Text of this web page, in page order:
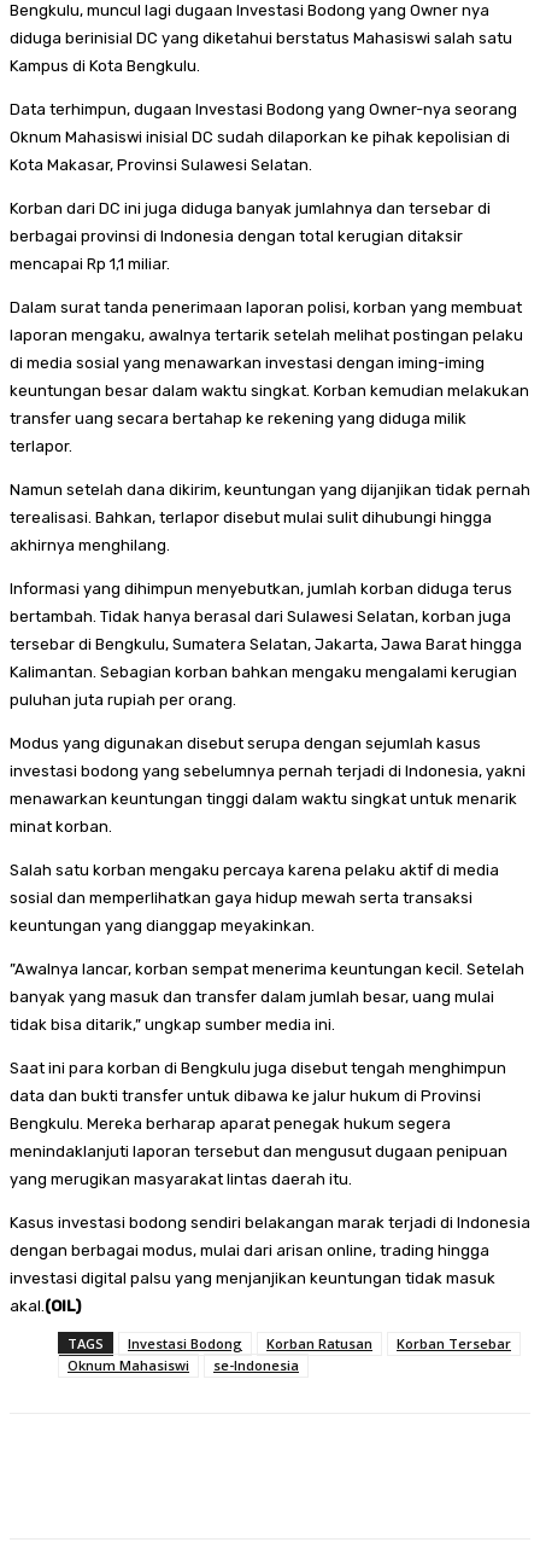
Bengkulu, muncul lagi dugaan Investasi Bodong yang Owner nya
diduga berinisial DC yang diketahui berstatus Mahasiswi salah satu
Kampus di Kota Bengkulu.
Data terhimpun, dugaan Investasi Bodong yang Owner-nya seorang
Oknum Mahasiswi inisial DC sudah dilaporkan ke pihak kepolisian di
Kota Makasar, Provinsi Sulawesi Selatan.
Korban dari DC ini juga diduga banyak jumlahnya dan tersebar di
berbagai provinsi di Indonesia dengan total kerugian ditaksir
mencapai Rp 1,1 miliar.
Dalam surat tanda penerimaan laporan polisi, korban yang membuat
laporan mengaku, awalnya tertarik setelah melihat postingan pelaku
di media sosial yang menawarkan investasi dengan iming-iming
keuntungan besar dalam waktu singkat. Korban kemudian melakukan
transfer uang secara bertahap ke rekening yang diduga milik
terlapor.
Namun setelah dana dikirim, keuntungan yang dijanjikan tidak pernah
terealisasi. Bahkan, terlapor disebut mulai sulit dihubungi hingga
akhirnya menghilang.
Informasi yang dihimpun menyebutkan, jumlah korban diduga terus
bertambah. Tidak hanya berasal dari Sulawesi Selatan, korban juga
tersebar di Bengkulu, Sumatera Selatan, Jakarta, Jawa Barat hingga
Kalimantan. Sebagian korban bahkan mengaku mengalami kerugian
puluhan juta rupiah per orang.
Modus yang digunakan disebut serupa dengan sejumlah kasus
investasi bodong yang sebelumnya pernah terjadi di Indonesia, yakni
menawarkan keuntungan tinggi dalam waktu singkat untuk menarik
minat korban.
Salah satu korban mengaku percaya karena pelaku aktif di media
sosial dan memperlihatkan gaya hidup mewah serta transaksi
keuntungan yang dianggap meyakinkan.
”Awalnya lancar, korban sempat menerima keuntungan kecil. Setelah
banyak yang masuk dan transfer dalam jumlah besar, uang mulai
tidak bisa ditarik,” ungkap sumber media ini.
Saat ini para korban di Bengkulu juga disebut tengah menghimpun
data dan bukti transfer untuk dibawa ke jalur hukum di Provinsi
Bengkulu. Mereka berharap aparat penegak hukum segera
menindaklanjuti laporan tersebut dan mengusut dugaan penipuan
yang merugikan masyarakat lintas daerah itu.
Kasus investasi bodong sendiri belakangan marak terjadi di Indonesia
dengan berbagai modus, mulai dari arisan online, trading hingga
investasi digital palsu yang menjanjikan keuntungan tidak masuk
akal.(OIL)
TAGS Investasi Bodong Korban Ratusan
Korban Tersebar
Oknum Mahasiswi
se-Indonesia